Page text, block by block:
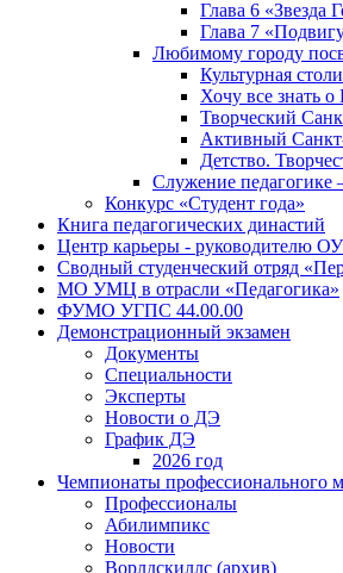
Глава 6 «Звезда
Глава 7
Любимому городу
Культурная
Хочу все знать о
Творческий
Активный
Детство.
Служение педагогике
Конкурс «Студент года»
Книга педагогических династий
Центр карьеры - руководителю ОУ
Сводный студенческий отряд
МО УМЦ в отрасли «Педагогика»
ФУМО УГПС 44.00.00
Демонстрационный экзамен
Документы
Специальности
Эксперты
Новости о ДЭ
График ДЭ
2026 год
Чемпионаты профессионального
Профессионалы
Абилимпикс
Новости
Ворлдскиллс (архив)